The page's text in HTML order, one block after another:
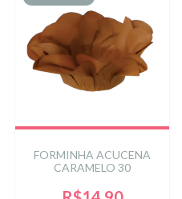
FORMINHA ACUCENA
CARAMELO 30